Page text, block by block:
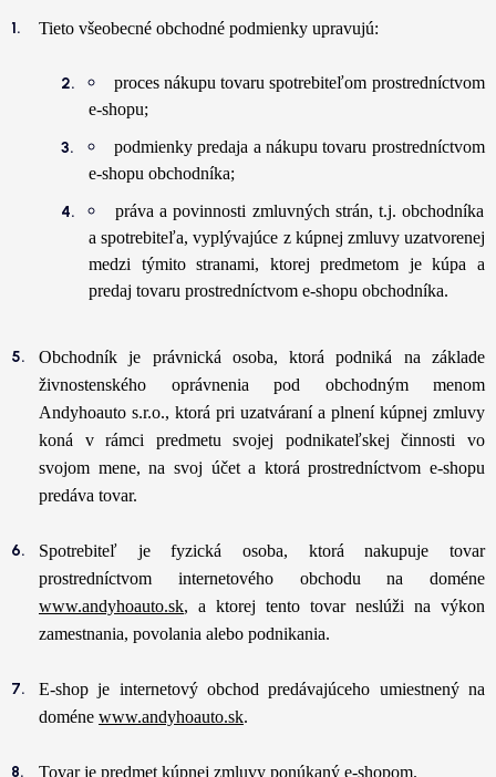
Tieto všeobecné obchodné podmienky upravujú:
proces nákupu tovaru spotrebiteľom prostredníctvom
e-shopu;
podmienky predaja a nákupu tovaru prostredníctvom
e-shopu obchodníka;
práva a povinnosti zmluvných strán, t.j. obchodníka
a spotrebiteľa, vyplývajúce z kúpnej zmluvy uzatvorenej
medzi týmito stranami, ktorej predmetom je kúpa a
predaj tovaru prostredníctvom e-shopu obchodníka.
Obchodník je právnická osoba, ktorá podniká na základe
živnostenského oprávnenia pod obchodným menom
Andyhoauto s.r.o., ktorá pri uzatváraní a plnení kúpnej zmluvy
koná v rámci predmetu svojej podnikateľskej činnosti vo
svojom mene, na svoj účet a ktorá prostredníctvom e-shopu
predáva tovar.
Spotrebiteľ je fyzická osoba, ktorá nakupuje tovar
prostredníctvom internetového obchodu na doméne
www.andyhoauto.sk, a ktorej tento tovar neslúži na výkon
zamestnania, povolania alebo podnikania.
E-shop je internetový obchod predávajúceho umiestnený na
doméne www.andyhoauto.sk.
Tovar je predmet kúpnej zmluvy ponúkaný e-shopom.